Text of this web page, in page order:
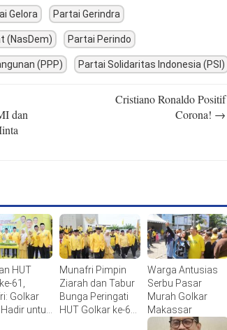
Gelora Partai Gerindra
(NasDem) Partai Perindo
(PPP) Partai Solidaritas Indonesia (PSI)
dan
Cristiano Ronaldo Positif
Corona! →
HUT
61,
Golkar
untuk
Munafri Pimpin
Ziarah dan Tabur
Bunga Peringati
HUT Golkar ke-61
Warga Antusias
Serbu Pasar
Murah Golkar
Makassar